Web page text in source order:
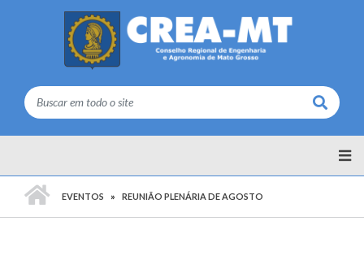
Buscar
EVENTOS REUNIÃO PLENÁRIA DE AGOSTO